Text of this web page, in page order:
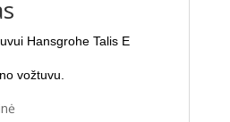
Hansgrohe Talis E
vožtuvu.